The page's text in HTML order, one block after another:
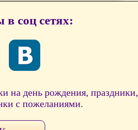
соц сетях:
на день рождения, праздники,
с пожеланиями.